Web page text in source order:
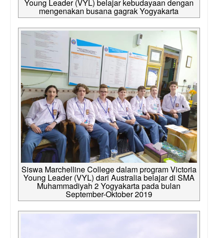
Young Leader (VYL) belajar kebudayaan dengan
mengenakan busana gagrak Yogyakarta
Siswa Marchelline College dalam program Victoria
Young Leader (VYL) dari Australia belajar di SMA
Muhammadiyah 2 Yogyakarta pada bulan
September-Oktober 2019